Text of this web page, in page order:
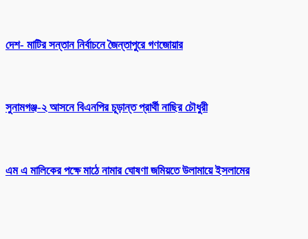
দেশ- মাটির সন্তান নির্বাচনে জৈন্তাপুরে গণজোয়ার
সুনামগঞ্জ-২ আসনে বিএনপির চূড়ান্ত প্রার্থী নাছির চৌধুরী
এম এ মালিকের পক্ষে মাঠে নামার ঘোষণা জমিয়তে উলামায়ে ইসলামের